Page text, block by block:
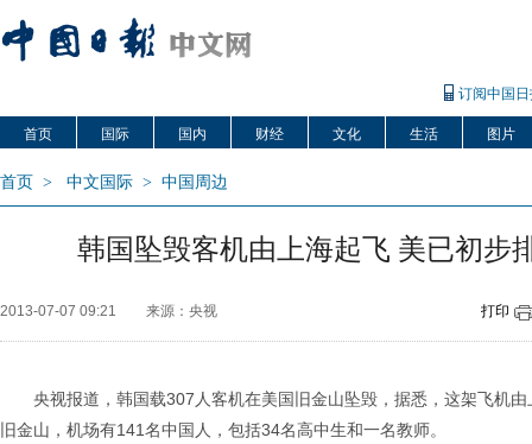
订阅中国
首页 国际 国内 财经 文化 生活 图片
首页 > 中文国际 > 中国周边
韩国坠毁客机由上海起飞 美已初步
2013-07-07 09:21 来源：央视 打印
央视报道，韩国载307人客机在美国旧金山坠毁，据悉，这架飞机
旧金山，机场有141名中国人，包括34名高中生和一名教师。